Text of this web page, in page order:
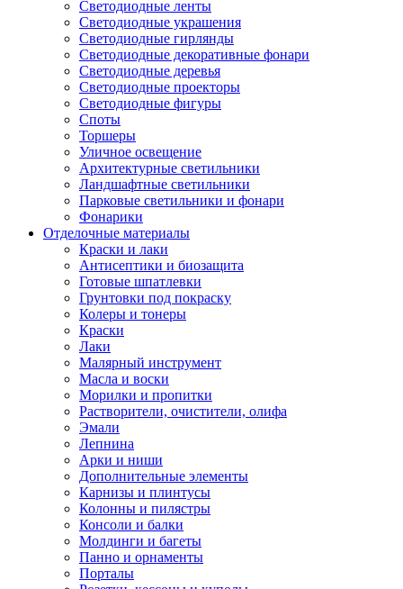
Светодиодные ленты
Светодиодные украшения
Светодиодные гирлянды
Светодиодные декоративные фонари
Светодиодные деревья
Светодиодные проекторы
Светодиодные фигуры
Споты
Торшеры
Уличное освещение
Архитектурные светильники
Ландшафтные светильники
Парковые светильники и фонари
Фонарики
Отделочные материалы
Краски и лаки
Антисептики и биозащита
Готовые шпатлевки
Грунтовки под покраску
Колеры и тонеры
Краски
Лаки
Малярный инструмент
Масла и воски
Морилки и пропитки
Растворители, очистители, олифа
Эмали
Лепнина
Арки и ниши
Дополнительные элементы
Карнизы и плинтусы
Колонны и пилястры
Консоли и балки
Молдинги и багеты
Панно и орнаменты
Порталы